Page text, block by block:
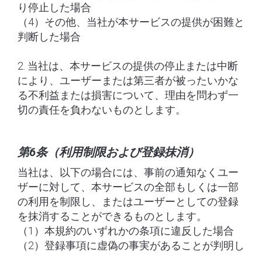
り停止した場合
（4）その他、当社が本サービスの提供が困難と
判断した場合
2. 当社は、本サービスの提供の停止または中断
により、ユーザーまたは第三者が被ったいかな
る不利益または損害について、理由を問わず一
切の責任を負わないものとします。
第6条（利用制限および登録抹消）
当社は、以下の場合には、事前の通知なくユー
ザーに対して、本サービスの全部もしくは一部
の利用を制限し、またはユーザーとしての登録
を抹消することができるものとします。
（1）本規約のいずれかの条項に違反した場合
（2）登録事項に虚偽の事実があることが判明し